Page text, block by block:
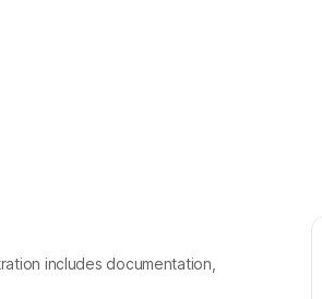
includes documentation,